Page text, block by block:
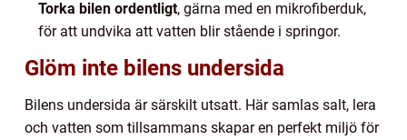
Torka bilen ordentligt, gärna med en mikrofiberduk,
för att undvika att vatten blir stående i springor.
Glöm inte bilens undersida
Bilens undersida är särskilt utsatt. Här samlas salt, lera
och vatten som tillsammans skapar en perfekt miljö för